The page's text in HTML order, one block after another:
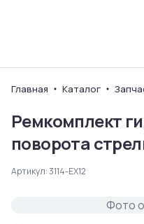
Главная Каталог
Ремкомплект
поворота
Артикул:3114-EX12
Фото